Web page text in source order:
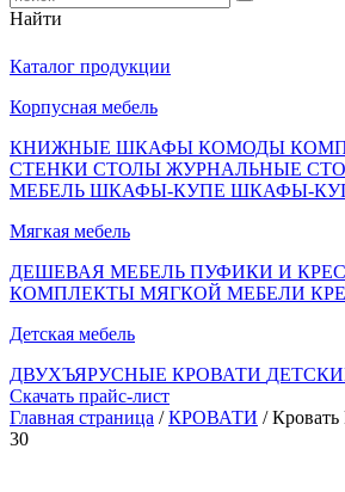
Найти
Каталог продукции
Корпусная мебель
КНИЖНЫЕ ШКАФЫ КОМОДЫ
СТЕНКИ СТОЛЫ ЖУРНАЛЬНЫЕ
МЕБЕЛЬ ШКАФЫ-КУПЕ ШКАФЫ-
Мягкая мебель
ДЕШЕВАЯ МЕБЕЛЬ ПУФИКИ И
КОМПЛЕКТЫ МЯГКОЙ МЕБЕЛИ
Детская мебель
ДВУХЪЯРУСНЫЕ КРОВАТИ
Скачать прайс-лист
Главная страница /КРОВАТИ / Кровать
30